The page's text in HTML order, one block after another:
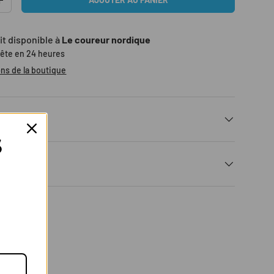
LA QUANTITÉ
disponible à Le coureur nordique
en 24 heures
de la boutique